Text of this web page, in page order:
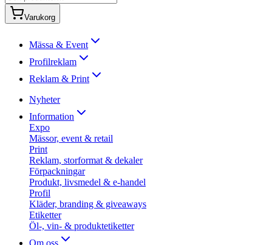
Varukorg
Mässa & Event
Profilreklam
Reklam & Print
Nyheter
Information
Expo
Mässor, event & retail
Print
Reklam, storformat & dekaler
Förpackningar
Produkt, livsmedel & e-handel
Profil
Kläder, branding & giveaways
Etiketter
Öl-, vin- & produktetiketter
Om oss